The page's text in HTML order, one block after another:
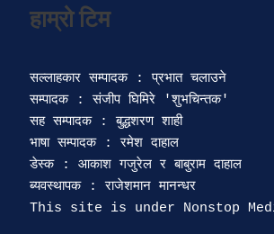
हाम्रो टिम
सल्लाहकार सम्पादक : प्रभात चलाउने
सम्पादक : संजीप घिमिरे 'शुभचिन्तक'
सह सम्पादक : बुद्धशरण शाही
भाषा सम्पादक : रमेश दाहाल
डेस्क : आकाश गजुरेल र बाबुराम दाहाल
ब्यवस्थापक : राजेशमान मानन्धर